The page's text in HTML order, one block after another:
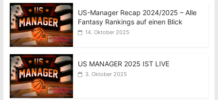
US-Manager Recap 2024/2025 – Alle
Fantasy Rankings auf einen Blick
14. Oktober 2025
US MANAGER 2025 IST LIVE
3. Oktober 2025